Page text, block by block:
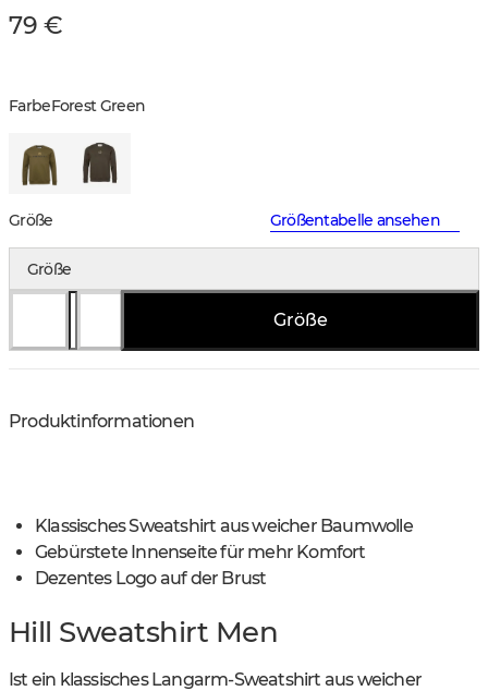
79 €
FarbeForest Green
Größe Größentabelle ansehen
Größe
Größe
Produktinformationen
Klassisches Sweatshirt aus weicher Baumwolle
Gebürstete Innenseite für mehr Komfort
Dezentes Logo auf der Brust
Hill Sweatshirt Men
Ist ein klassisches Langarm-Sweatshirt aus weicher